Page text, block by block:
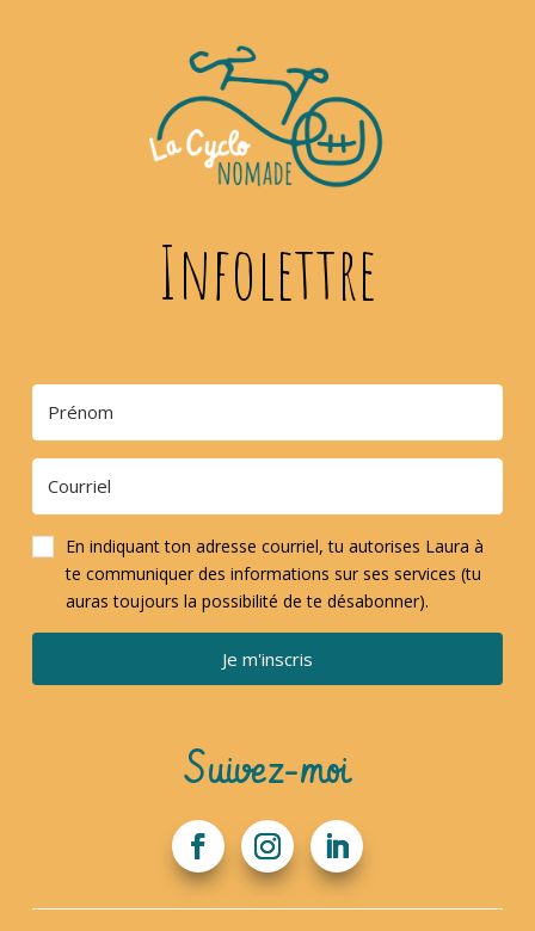
Infolettre
En indiquant ton adresse courriel, tu autorises Laura à
te communiquer des informations sur ses services (tu
auras toujours la possibilité de te désabonner).
Je m'inscris
Suivez-moi